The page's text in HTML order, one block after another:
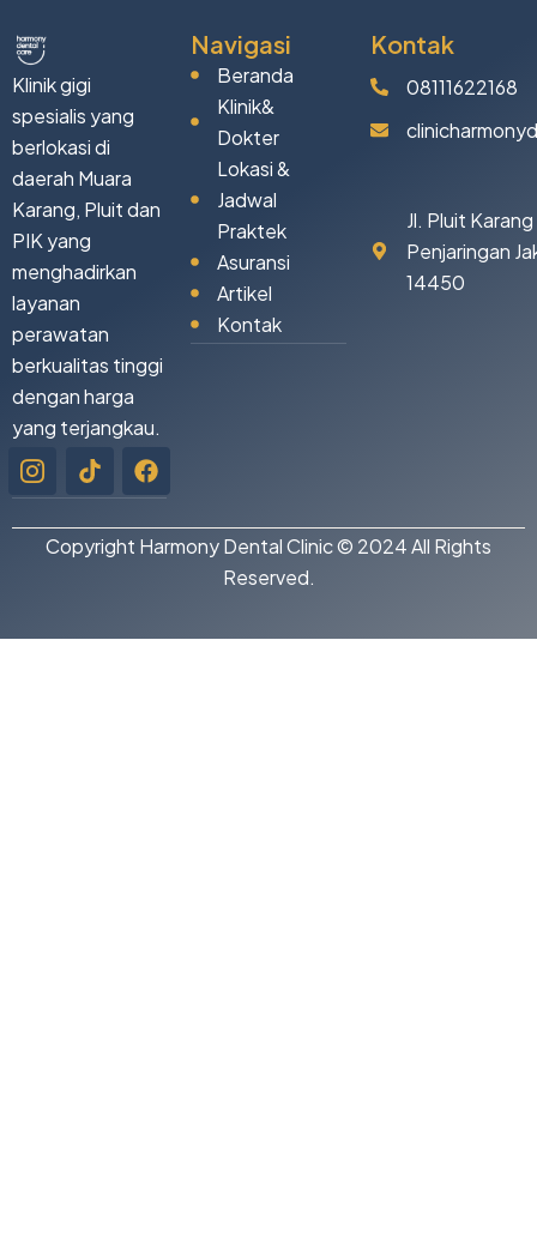
Klinik gigi
spesialis yang
berlokasi di
daerah Muara
Karang, Pluit dan
PIK yang
menghadirkan
layanan
perawatan
berkualitas tinggi
dengan harga
yang terjangkau.
Icon-
instagram-
1
TiktokFacebook
Navigasi
Beranda
Klinik&
Dokter
Lokasi &
Jadwal
Praktek
Asuransi
Artikel
Kontak
Kontak
08111622168
Jl. Pluit
Penjaringan
14450
Copyright Harmony Dental Clinic © 2024 All Rights
Reserved.